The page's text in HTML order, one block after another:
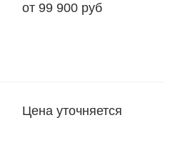
от 99 900 руб
Цена уточняется